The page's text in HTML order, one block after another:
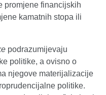
promjene financijskih
kamatnih stopa ili
podrazumijevaju
politike, a ovisno o
njegove materijalizacije
politike.